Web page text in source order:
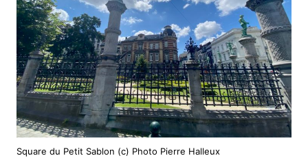
Square du Petit Sablon (c) Photo Pierre Halleux